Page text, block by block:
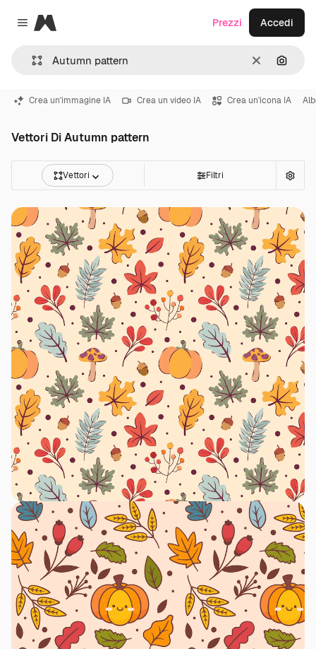
Close menu
Magnific
CancellaCerca
Prezzi Accedi
Crea un'immagine IA Crea un video IA Crea un'icona IA
Vettori Di Autumn pattern
Vettori Filtri